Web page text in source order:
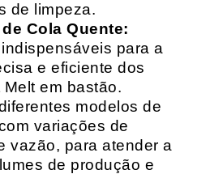
de limpeza.
Cola Quente:
para a
e eficiente dos
em bastão.
modelos de
variações de
vazão, para atender a
de produção e